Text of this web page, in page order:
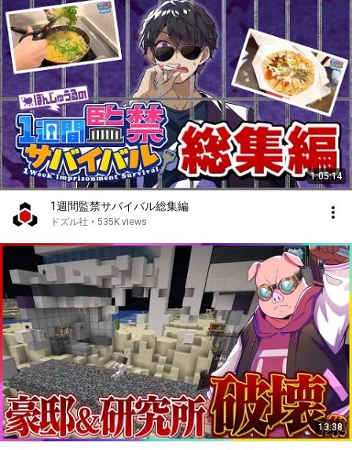
1:05:14
1週間監禁サバイバル総集編
ドズル社 • 535K views
13:38